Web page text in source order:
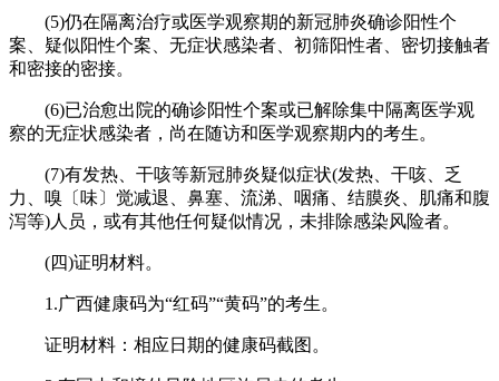
(5)仍在隔离治疗或医学观察期的新冠肺炎确诊阳性个
案、疑似阳性个案、无症状感染者、初筛阳性者、密切接触者
和密接的密接。
(6)已治愈出院的确诊阳性个案或已解除集中隔离医学观
察的无症状感染者，尚在随访和医学观察期内的考生。
(7)有发热、干咳等新冠肺炎疑似症状(发热、干咳、乏
力、嗅〔味〕觉减退、鼻塞、流涕、咽痛、结膜炎、肌痛和腹
泻等)人员，或有其他任何疑似情况，未排除感染风险者。
(四)证明材料。
1.广西健康码为“红码”“黄码”的考生。
证明材料：相应日期的健康码截图。